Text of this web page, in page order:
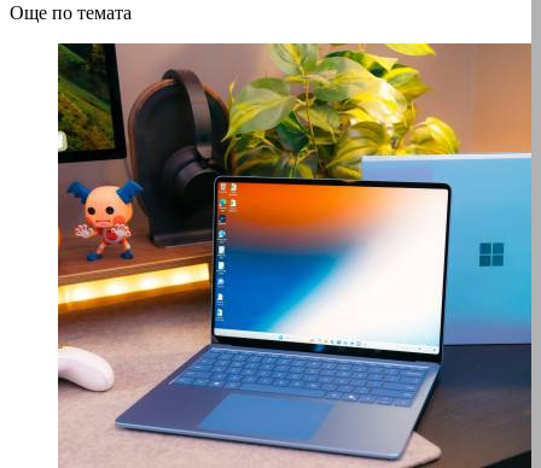
Още по темата